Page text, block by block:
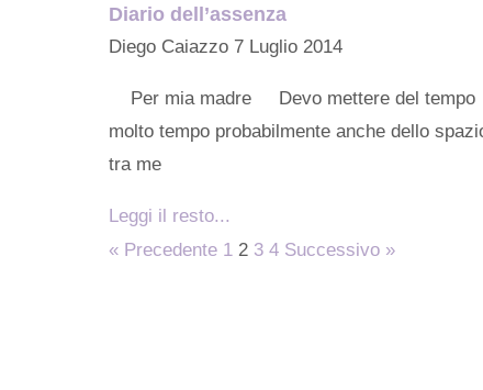
Diario dell’assenza
Diego Caiazzo 7 Luglio 2014
Per mia madre Devo mettere del tempo
molto tempo probabilmente anche dello
tra me
Leggi il resto...
« Precedente 1 2 3 4 Successivo »